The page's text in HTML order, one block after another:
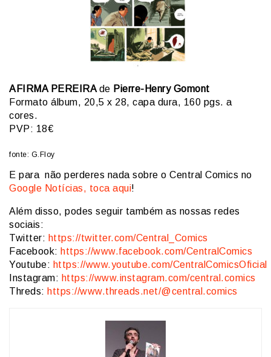
AFIRMA PEREIRAde Pierre-Henry Gomont
Formato álbum, 20,5 x 28, capa dura, 160 pgs. a
cores.
PVP: 18€
fonte: G.Floy
E para não perderes nada sobre o Central Comics no
Google Notícias, toca aqui!
Além disso, podes seguir também as nossas redes
sociais:
Twitter: https://twitter.com/Central_Comics
Facebook: https://www.facebook.com/CentralComics
Youtube: https://www.youtube.com/CentralComicsOficial
Instagram: https://www.instagram.com/central.comics
Threds: https://www.threads.net/@central.comics